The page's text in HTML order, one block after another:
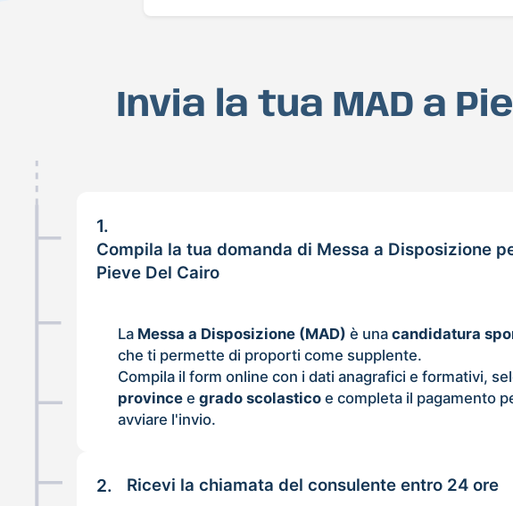
Invia la tua MAD a
1.
Compila la tua domanda di Messa a Disposizione
Pieve Del Cairo
La Messa a Disposizione (MAD) è unacandidatura
che ti permette di proporti come supplente.
Compila il form online con i dati anagrafici e formativi,
province egrado scolastico e completa il pagamento
avviare l'invio.
2. Ricevi la chiamata del consulente entro 24 ore